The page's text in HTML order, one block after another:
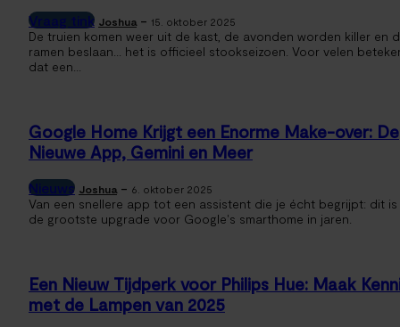
Vraag tink Joshua - 15. oktober 2025
De truien komen weer uit de kast, de avonden worden killer en
ramen beslaan... het is officieel stookseizoen. Voor velen
dat een...
Google Home Krijgt een Enorme Make-over: De
Nieuwe App, Gemini en Meer
Nieuws Joshua - 6. oktober 2025
Van een snellere app tot een assistent die je écht begrijpt: dit is
de grootste upgrade voor Google's smarthome in jaren.
Een Nieuw Tijdperk voor Philips Hue: Maak
met de Lampen van 2025